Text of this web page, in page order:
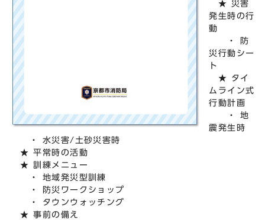
★ 災害
発生時の行
動
・ 防
災行動シー
ト
★ タイ
ムライン式
行動計画
・ 地
震発生時
・ 水災害/土砂災害時
★ 平常時の活動
★ 訓練メニュー
・ 地域発災型訓練
・ 防災ワークショップ
・ タウンウォッチング
★ 事前の備え